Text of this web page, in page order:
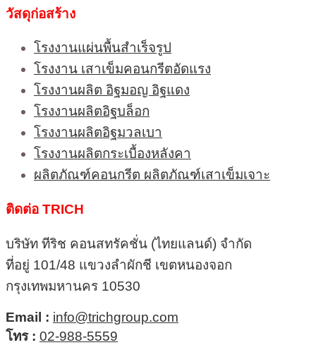
วัสดุก่อสร้าง
โรงงานแผ่นพื้นสำเร็จรูป
โรงงาน เสาเข็มคอนกรีตอัดแรง
โรงงานผลิต อิฐมอญ อิฐแดง
โรงงานผลิตอิฐบล็อก
โรงงานผลิตอิฐมวลเบา
โรงงานผลิตกระเบื้องหลังคา
ผลิตภัณฑ์คอนกรีต ผลิตภัณฑ์เสาเข็มเจาะ
ติดต่อ TRICH
บริษัท ทีริช คอนสทรัคชั่น (ไทยแลนด์) จำกัด
ที่อยู่ 101/48 แขวงลำผักชี เขตหนองจอก
กรุงเทพมหานคร 10530
Email : info@trichgroup.com
โทร : 02-988-5559